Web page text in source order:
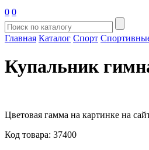
0 0
Главная Каталог Спорт
Купальник
Цветовая гамма на картинке на
Код товара: 37400